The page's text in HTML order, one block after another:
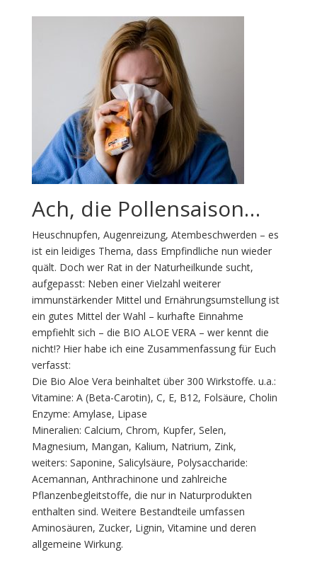
Ach, die Pollensaison…
Heuschnupfen, Augenreizung, Atembeschwerden – es
ist ein leidiges Thema, dass Empfindliche nun wieder
quält. Doch wer Rat in der Naturheilkunde sucht,
aufgepasst: Neben einer Vielzahl weiterer
immunstärkender Mittel und Ernährungsumstellung ist
ein gutes Mittel der Wahl – kurhafte Einnahme
empfiehlt sich – die BIO ALOE VERA – wer kennt die
nicht!? Hier habe ich eine Zusammenfassung für Euch
verfasst:
Die Bio Aloe Vera beinhaltet über 300 Wirkstoffe. u.a.:
Vitamine: A (Beta-Carotin), C, E, B12, Folsäure, Cholin
Enzyme: Amylase, Lipase
Mineralien: Calcium, Chrom, Kupfer, Selen,
Magnesium, Mangan, Kalium, Natrium, Zink,
weiters: Saponine, Salicylsäure, Polysaccharide:
Acemannan, Anthrachinone und zahlreiche
Pflanzenbegleitstoffe, die nur in Naturprodukten
enthalten sind. Weitere Bestandteile umfassen
Aminosäuren, Zucker, Lignin, Vitamine und deren
allgemeine Wirkung.